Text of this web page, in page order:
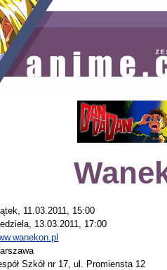
11.03.2011, 15:00
13.03.2011, 17:00
Szkół nr 17, ul. Promiensta 12